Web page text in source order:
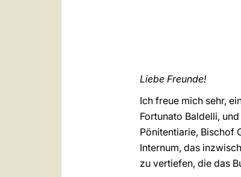
Liebe Freunde!
Ich freue mich sehr,
Fortunato Baldelli,
Pönitentiarie, Bischof
Internum, das
zu vertiefen, die das